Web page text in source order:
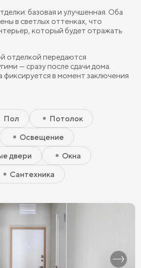
базовая и улучшенная. Оба
в светлых оттенках, что
который будет отражать
отделкой передаются
— сразу после сдачи дома.
в момент заключения
- Чистовая улучшенная
- Чистовая улучшенная
- Чистовая улучшенная
Пол
Потолок
Освещение
двери
Окна
Сантехника